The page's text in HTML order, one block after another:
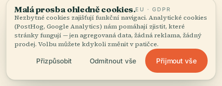
Renovations, 2025, Cairo Scene
Egypt Continues to Ramp Up Its Commitment to
Malá prosba ohledně cookies.EU · GDPR
Nezbytné cookies zajišťují funkční navigaci. Analytické cookies
(PostHog, Google Analytics) nám pomáhají zjistit, které
stránky fungují — jen agregovaná data, žádná reklama, žádný
prodej. Volbu můžete kdykoli změnit v patičce.
Přizpůsobit Odmítnout vše Přijmout vše